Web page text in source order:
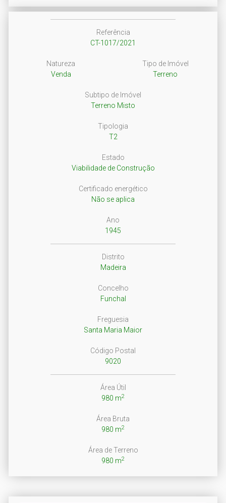
Referência
CT-1017/2021
Natureza
Venda
Tipo de Imóvel
Terreno
Subtipo de Imóvel
Terreno Misto
Tipologia
T2
Estado
Viabilidade de Construção
Certificado energético
Não se aplica
Ano
1945
Distrito
Madeira
Concelho
Funchal
Freguesia
Santa Maria Maior
Código Postal
9020
Área Útil
980 m2
Área Bruta
980 m2
Área de Terreno
980 m2